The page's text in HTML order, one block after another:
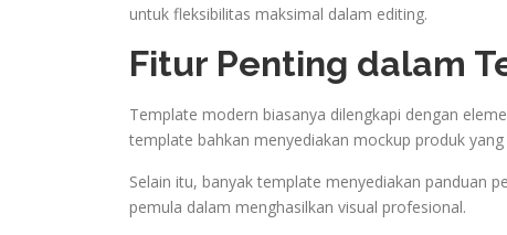
untuk fleksibilitas maksimal dalam editing.
Fitur Penting dalam
Template modern biasanya dilengkapi dengan
template bahkan menyediakan mockup produk
Selain itu, banyak template menyediakan panduan
pemula dalam menghasilkan visual profesional.